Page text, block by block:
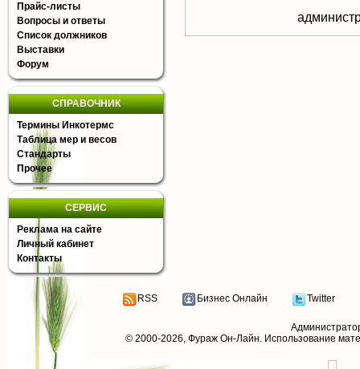
Прайс-листы
Вопросы и ответы
Список должников
Выставки
Форум
СПРАВОЧНИК
Термины Инкотермс
Таблица мер и весов
Стандарты
Прочее
СЕРВИС
Реклама на сайте
Личный кабинет
Контакты
RSS Бизнес Онлайн Twitter
© 2000-2026, Фураж Он-Лайн. Использование